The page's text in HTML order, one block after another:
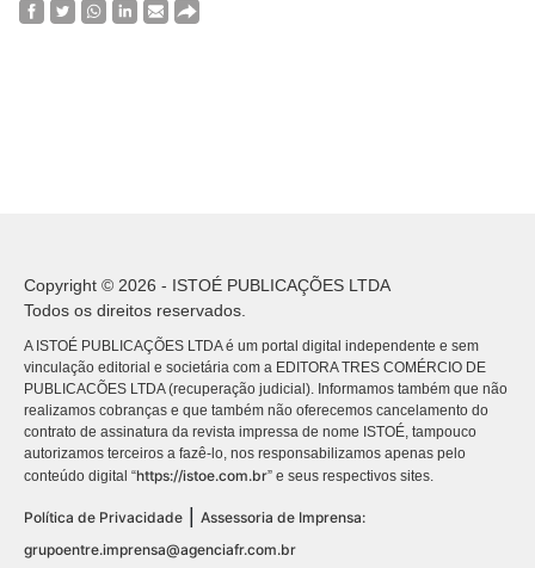
Copyright © 2026 - ISTOÉ PUBLICAÇÕES LTDA
Todos os direitos reservados.
A ISTOÉ PUBLICAÇÕES LTDA é um portal digital independente e sem
vinculação editorial e societária com a EDITORA TRES COMÉRCIO DE
PUBLICACÕES LTDA (recuperação judicial). Informamos também que não
realizamos cobranças e que também não oferecemos cancelamento do
contrato de assinatura da revista impressa de nome ISTOÉ, tampouco
autorizamos terceiros a fazê-lo, nos responsabilizamos apenas pelo
conteúdo digital “https://istoe.com.br” e seus respectivos sites.
Política de Privacidade
Assessoria de Imprensa:
grupoentre.imprensa@agenciafr.com.br